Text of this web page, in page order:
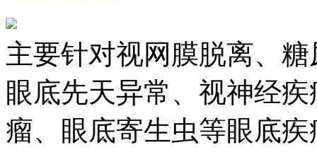
主要针对视网膜脱离、
眼底先天异常、视神经
瘤、眼底寄生虫等眼底